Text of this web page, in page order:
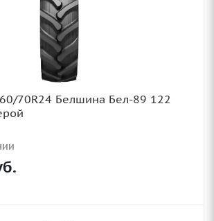
70R24 Белшина Бел-89 122